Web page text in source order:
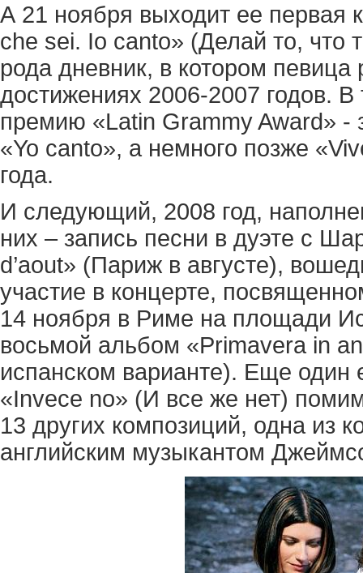
А 21 ноября выходит ее первая
che sei. Io canto» (Делай то, что
рода дневник, в котором певица
достижениях 2006-2007 годов.
премию «Latin Grammy Award»
«Yo canto», а немного позже
года.
И следующий, 2008 год,
них – запись песни в дуэте с
d’aout» (Париж в августе),
участие в концерте,
14 ноября в Риме на площади
восьмой альбом «Primavera in
испанском варианте). Еще один
«Invece no» (И все же нет)
13 других композиций, одна из
английским музыкантом